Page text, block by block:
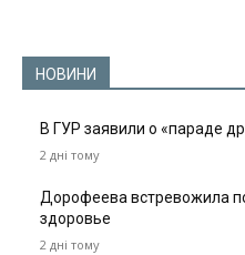
НОВИНИ
В ГУР заявили о «параде
2 дні тому
Дорофеева встревожила
здоровье
2 дні тому